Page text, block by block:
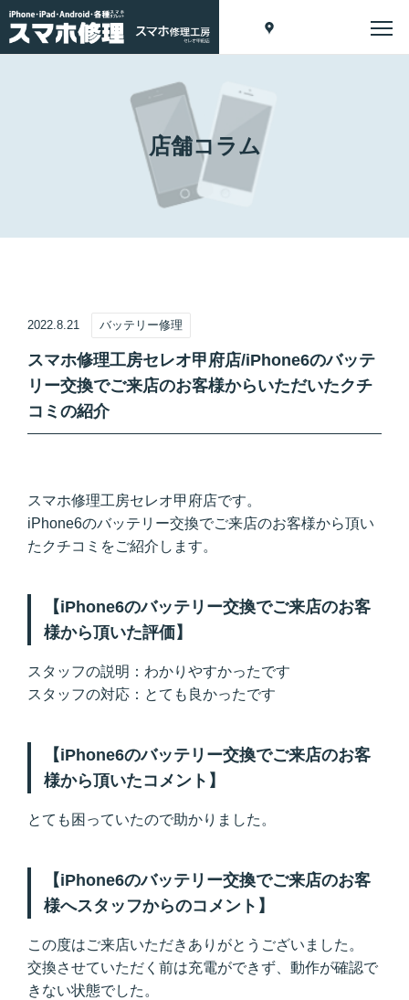
店舗コラム
2022.8.21 バッテリー修理
スマホ修理工房セレオ甲府店/iPhone6のバッテ
リー交換でご来店のお客様からいただいたクチ
コミの紹介
スマホ修理工房セレオ甲府店です。
iPhone6のバッテリー交換でご来店のお客様から頂い
たクチコミをご紹介します。
【iPhone6のバッテリー交換でご来店のお客
様から頂いた評価】
スタッフの説明：わかりやすかったです
スタッフの対応：とても良かったです
【iPhone6のバッテリー交換でご来店のお客
様から頂いたコメント】
とても困っていたので助かりました。
【iPhone6のバッテリー交換でご来店のお客
様へスタッフからのコメント】
この度はご来店いただきありがとうございました。
交換させていただく前は充電ができず、動作が確認で
きない状態でした。